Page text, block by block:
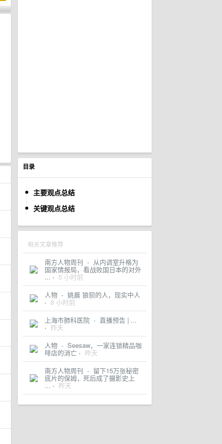
目录
主要观点总结
关键观点总结
相关文章推荐
南方人物周刊 · 从内调室升格为
国家情报局，看战败国日本的对外
... · 5 小时前
人物 · 姚晨 狼狈的人，现实中人
· 8 小时前
上海市肺科医院 · 直播预告 | ...
· 昨天
人物 · Seesaw，一家连锁精品咖
啡店的消亡 · 昨天
南方人物周刊 · 留下15万张秘密
底片的保姆，死后成了摄影史上
... · 昨天